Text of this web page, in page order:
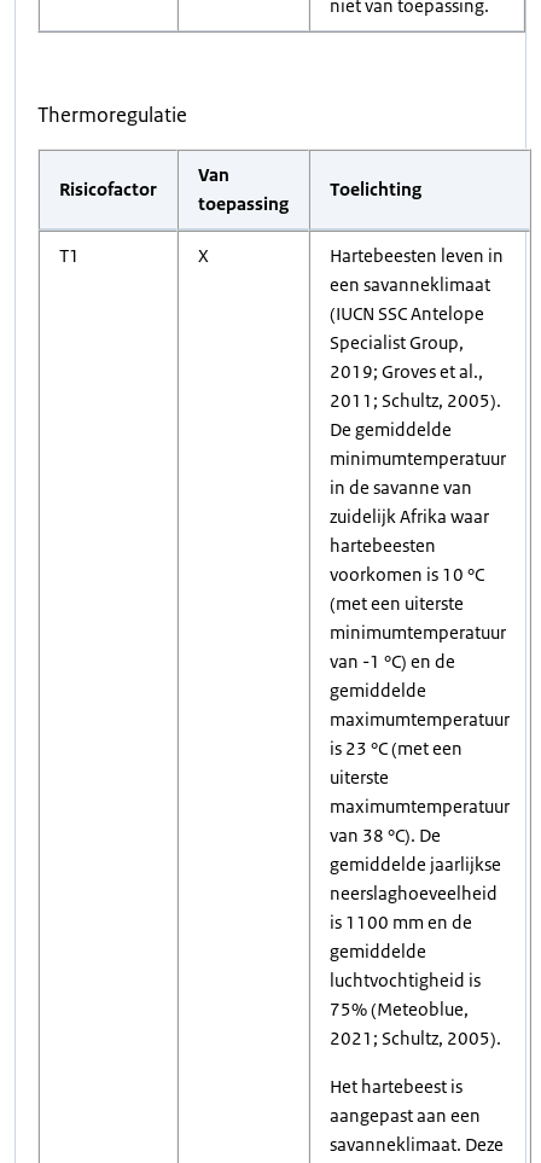
niet van toepassing.
Thermoregulatie
Risicofactor
Van
toepassing
Toelichting
T1 X
Hartebeesten leven in
een savanneklimaat
(IUCN SSC Antelope
Specialist Group,
2019; Groves et al.,
2011; Schultz, 2005).
De gemiddelde
minimumtemperatuur
in de savanne van
zuidelijk Afrika waar
hartebeesten
voorkomen is 10 °C
(met een uiterste
minimumtemperatuur
van -1 °C) en de
gemiddelde
maximumtemperatuur
is 23 °C (met een
uiterste
maximumtemperatuur
van 38 °C). De
gemiddelde jaarlijkse
neerslaghoeveelheid
is 1100 mm en de
gemiddelde
luchtvochtigheid is
75% (Meteoblue,
2021; Schultz, 2005).
Het hartebeest is
aangepast aan een
savanneklimaat. Deze